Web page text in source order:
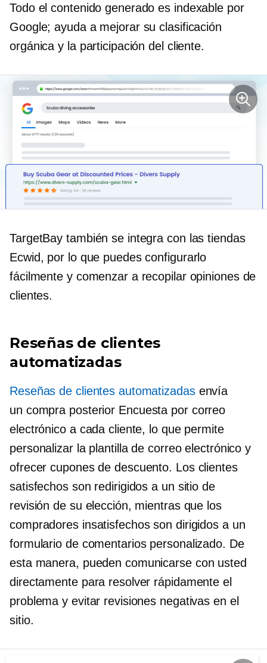
Todo el contenido generado es indexable por
Google; ayuda a mejorar su clasificación
orgánica y la participación del cliente.
TargetBay también se integra con las tiendas
Ecwid, por lo que puedes configurarlo
fácilmente y comenzar a recopilar opiniones de
clientes.
Reseñas de clientes
automatizadas
Reseñas de clientes automatizadasenvía
un compra posterior Encuesta por correo
electrónico a cada cliente, lo que permite
personalizar la plantilla de correo electrónico y
ofrecer cupones de descuento. Los clientes
satisfechos son redirigidos a un sitio de
revisión de su elección, mientras que los
compradores insatisfechos son dirigidos a un
formulario de comentarios personalizado. De
esta manera, pueden comunicarse con usted
directamente para resolver rápidamente el
problema y evitar revisiones negativas en el
sitio.